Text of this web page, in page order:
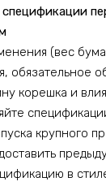
(вес
обязательное
корешка и
крупного
в